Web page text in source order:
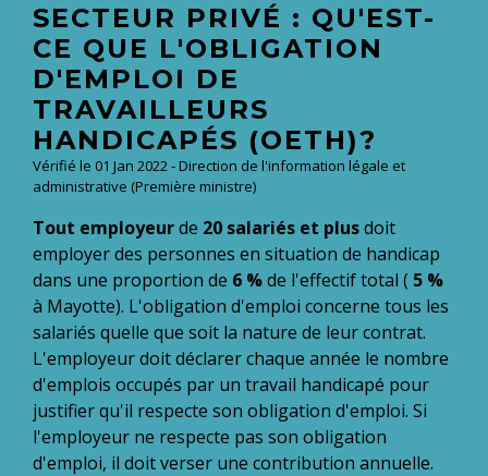
SECTEUR PRIVÉ : QU'EST-
CE QUE L'OBLIGATION
D'EMPLOI DE
TRAVAILLEURS
HANDICAPÉS (OETH)?
Vérifié le 01 Jan 2022 - Direction de l'information légale et
administrative (Première ministre)
Tout employeurde 20 salariés et plusdoit
employer des personnes en situation de handicap
dans une proportion de 6 %de l'effectif total ( 5 %
à Mayotte). L'obligation d'emploi concerne tous les
salariés quelle que soit la nature de leur contrat.
L'employeur doit déclarer chaque année le nombre
d'emplois occupés par un travail handicapé pour
justifier qu'il respecte son obligation d'emploi. Si
l'employeur ne respecte pas son obligation
d'emploi, il doit verser une contribution annuelle.